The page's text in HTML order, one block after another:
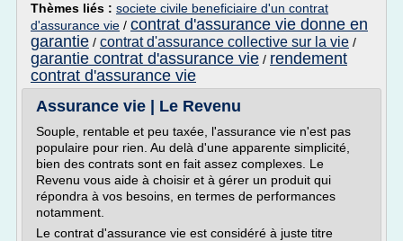
Thèmes liés : societe civile beneficiaire d'un contrat
d'assurance vie / contrat d'assurance vie donne en
garantie / contrat d'assurance collective sur la vie /
garantie contrat d'assurance vie / rendement
contrat d'assurance vie
Assurance vie | Le Revenu
Souple, rentable et peu taxée, l'assurance vie n'est pas
populaire pour rien. Au delà d'une apparente simplicité,
bien des contrats sont en fait assez complexes. Le
Revenu vous aide à choisir et à gérer un produit qui
répondra à vos besoins, en termes de performances
notamment.
Le contrat d'assurance vie est considéré à juste titre